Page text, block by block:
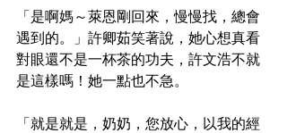
「是啊媽～萊恩剛回來，慢慢找，總會
遇到的。」許卿茹笑著說，她心想真看
對眼還不是一杯茶的功夫，許文浩不就
是這樣嗎！她一點也不急。
「就是就是，奶奶，您放心，以我的經